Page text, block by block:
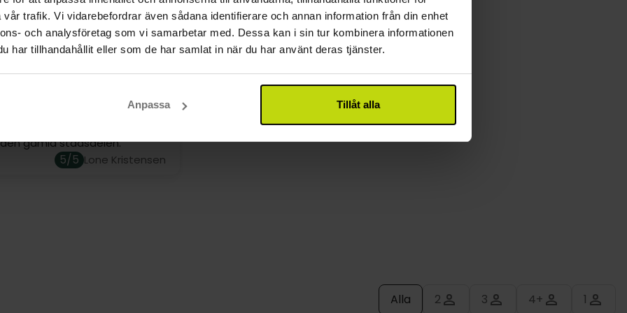
trafik. Vi vidarebefordrar även sådana identifierare och annan information från din enhet
och analysföretag som vi samarbetar med. Dessa kan i sin tur kombinera informationen
har tillhandahållit eller som de har samlat in när du har använt deras tjänster.
Anpassa Tillåt alla
i Slavkovskogen och en av Europas äldsta golfbanor. Rikt på historia, kultur och naturlig skönhet,
bjuder in dig att varva ner och utforska dess tidlösa charm.
rum är utrustade med dusch, WC, satellit-TV, telefon, internetuppkoppling (WIFI) och hårtork. Du kan
, superior- eller deluxe-rum. Vissa rum kan bokas med en eller två extrasängar.
massor av grönsaker. Man
på de bra
gamla stadsdelen.
5/5 Lone Kristensen
Alla 2 3 4+ 1